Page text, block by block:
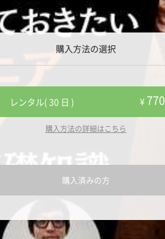
購入方法の選択
レンタル( 30 日 ) ¥ 770
購入方法の詳細はこちら
購入済みの方